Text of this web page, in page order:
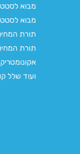
מבוא
מבוא
תורת
תורת
ועוד שלל